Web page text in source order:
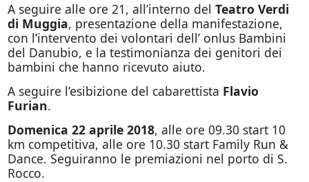
A seguire alle ore 21, all’interno del Teatro Verdi
di Muggia, presentazione della manifestazione,
con l’intervento dei volontari dell’ onlus Bambini
del Danubio, e la testimonianza dei genitori dei
bambini che hanno ricevuto aiuto.
A seguire l’esibizione del cabarettista Flavio
Furian.
Domenica 22 aprile 2018, alle ore 09.30 start 10
km competitiva, alle ore 10.30 start Family Run &
Dance. Seguiranno le premiazioni nel porto di S.
Rocco.